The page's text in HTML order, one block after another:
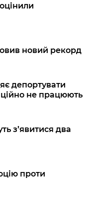
новий рекорд
депортувати
не працюють
з’явитися два
проти